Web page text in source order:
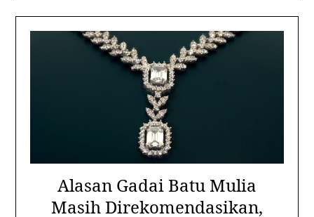
Alasan Gadai Batu Mulia
Masih Direkomendasikan,